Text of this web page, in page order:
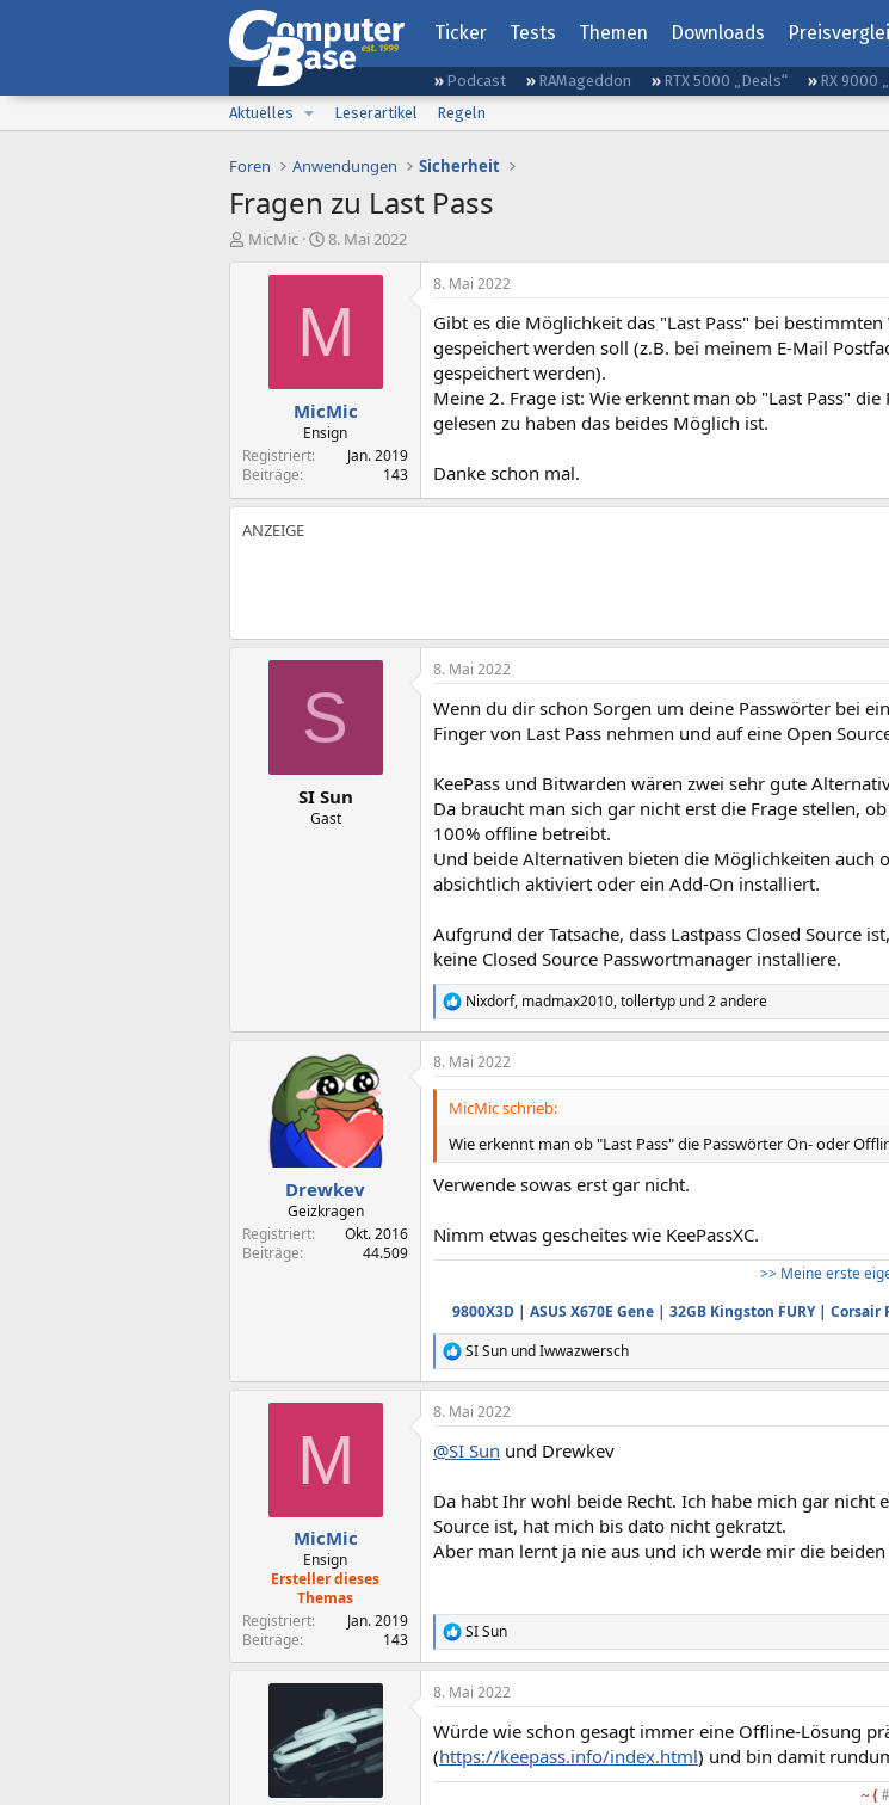
Ticker Tests Themen Downloads
Podcast RAMageddon RTX 5000 „Deals“ RX 9000
Aktuelles
Leserartikel Regeln
Foren Anwendungen Sicherheit
Fragen zu Last Pass
E
MicMic
E
s
e
l
t
a
m
8. Mai 2022
M
MicMic
Ensign
Registriert
Jan. 2019
Beiträge
143
8. Mai 2022
Gibt es die Möglichkeit das "Last Pass" bei
gespeichert werden soll (z.B. bei meinem E-Mail
gespeichert werden).
Meine 2. Frage ist: Wie erkennt man ob "Last Pass"
gelesen zu haben das beides Möglich ist.
Danke schon mal.
S
SI Sun
Gast
8. Mai 2022
Wenn du dir schon Sorgen um deine Passwörter bei
Finger von Last Pass nehmen und auf eine Open
KeePass und Bitwarden wären zwei sehr gute
Da braucht man sich gar nicht erst die Frage stellen,
100% offline betreibt.
Und beide Alternativen bieten die Möglichkeiten auch
absichtlich aktiviert oder ein Add-On installiert.
Aufgrund der Tatsache, dass Lastpass Closed Source
keine Closed Source Passwortmanager installiere.
R
e
a
k
t
n
e
n
Nixdorf, madmax2010,tollertyp und 2 andere
Drewkev
Geizkragen
Registriert
Okt. 2016
Beiträge
44.509
8. Mai 2022
MicMic schrieb:
Wie erkennt man ob "Last Pass" die Passwörter On- oder
Verwende sowas erst gar nicht.
Nimm etwas gescheites wie KeePassXC.
>> Meine erste
9800X3D| ASUS X670E Gene| 32GB Kingston FURY| Corsair
R
e
a
k
i
n
e
n
:
SI Sun undIwwazwersch
M
MicMic
Ensign
Ersteller dieses
Themas
Registriert
Jan. 2019
Beiträge
143
8. Mai 2022
@SI Sun und Drewkev
Da habt Ihr wohl beide Recht. Ich habe mich gar nicht
Source ist, hat mich bis dato nicht gekratzt.
Aber man lernt ja nie aus und ich werde mir die
R
e
a
k
i
o
SI Sun
8. Mai 2022
Würde wie schon gesagt immer eine Offline-Lösung
(https://keepass.info/index.html) und bin damit
~ {